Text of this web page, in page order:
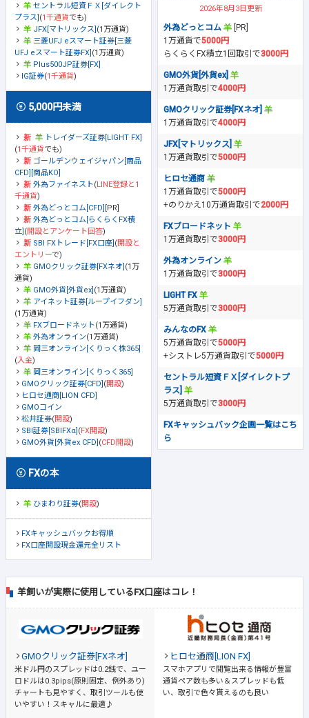
セントラル短資ＦＸ[ダイレクト
プラス] (1千通貨でも)
JFX[マトリックス] (1万通貨)
三菱UFJ eスマート証券[三菱
UFJ eスマート証券FX] (1万通貨)
Plus500JP証券[FX]
IG証券(1千通貨)
5,000円未満
トレイダーズ証券[LIGHT FX]
(1千通貨でも)
ゴールデンウェイジャパン[商品
CFD][商品KO]
外為ファイネスト(LINE登録と1
千通貨)
外為どっとコム[CFD] [PR]
外為どっとコム[らくらくFX積
立] (開設とアンケート回答)
SBI FXトレード[FX口座] (開設と
エントリーで)
GMOクリック証券[FXネオ] (1万
通貨)
GMO外貨[外貨ex] (1万通貨)
アイネット証券[ループイフダン]
(1万通貨)
FXブロードネット(1万通貨)
外為オンライン(1万通貨)
岡三オンライン[くりっく株365]
(入金)
岡三オンライン[くりっく365]
GMOクリック証券[CFD] (開設)
ヒロセ通商[LION CFD]
GMOコイン
松井証券(開設)
SBI証券[SBIFXα] (FX開設)
GMO外貨[外貨ex CFD] (CFD開設)
FXの本
ひまわり証券(開設)
FXキャッシュバックお得順
FX口座開設現金還元全リスト
2026年8月3日更新
外為どっとコム
[PR]
1万通貨で5000円
らくらくFX積立1回取引で3000円
GMO外貨[外貨ex]
1万通貨取引で4000円
GMOクリック証券[FXネオ]
1万通貨取引で4000円
JFX[マトリックス]
1万通貨取引で5000円
ヒロセ通商
1万通貨取引で5000円
+のりかえ10万通貨取引で2000円
FXブロードネット
1万通貨取引で3000円
外為オンライン
1万通貨取引で3000円
LIGHT FX
5万通貨取引で3000円
みんなのFX
5万通貨取引で5000円
+シストレ5万通貨取引で5000円
セントラル短資ＦＸ[ダイレクトプ
ラス]
5万通貨取引で3000円
FXキャッシュバック企画一覧はこち
ら
羊飼いが実際に使用しているFX口座はコレ！
GMOクリック証券[FXネオ]
米ドル円のスプレッドは0.2銭で、ユー
ロドルは0.3pips(原則固定、例外あり)
チャートも見やすく、取引ツールも使
いやすい！スキャルに最適♪
ヒロセ通商[LION FX]
スマホアプリで閲覧出来る情報が豊富
通貨ペア数も多い＆スプレッドも低
い、取引で色々貰えるのも良い